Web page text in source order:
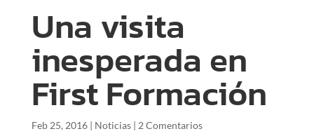
Una visita
inesperada en
First Formación
Feb 25, 2016| Noticias| 2 Comentarios